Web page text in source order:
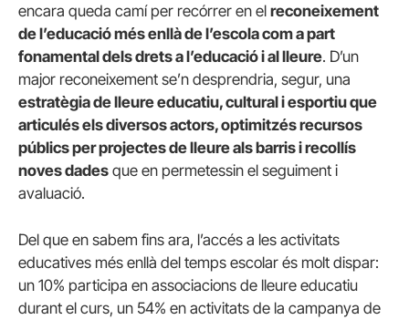
encara queda camí per recórrer en el reconeixement
de l’educació més enllà de l’escola com a part
fonamental dels drets a l’educació i al lleure. D’un
major reconeixement se’n desprendria, segur, una
estratègia de lleure educatiu, cultural i esportiu que
articulés els diversos actors, optimitzés recursos
públics per projectes de lleure als barris i recollís
noves dades que en permetessin el seguiment i
avaluació.
Del que en sabem fins ara, l’accés a les activitats
educatives més enllà del temps escolar és molt dispar:
un 10% participa en associacions de lleure educatiu
durant el curs, un 54% en activitats de la campanya de